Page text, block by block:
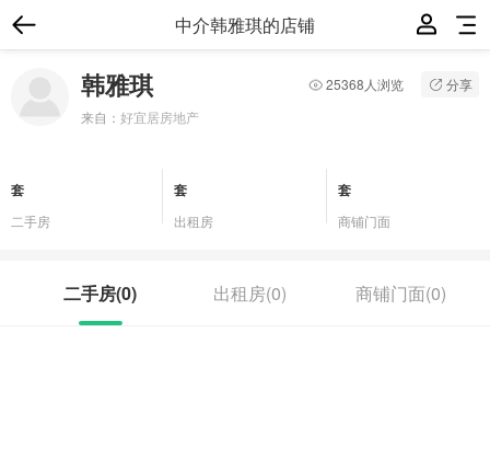
中介韩雅琪的店铺
韩雅琪
来自： 好宜居房地产
25368人浏览 分享
套
二手房
套
出租房
套
商铺门面
二手房(0) 出租房(0) 商铺门面(0)